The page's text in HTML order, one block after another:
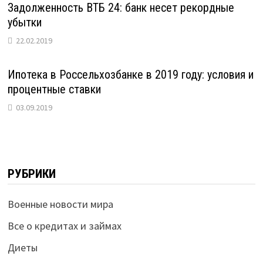
Задолженность ВТБ 24: банк несет рекордные
убытки
22.02.2019
Ипотека в Россельхозбанке в 2019 году: условия и
процентные ставки
03.09.2019
РУБРИКИ
Военные новости мира
Все о кредитах и займах
Диеты